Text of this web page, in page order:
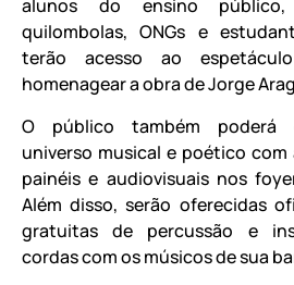
alunos do ensino público,
quilombolas, ONGs e
terão acesso ao
homenagear a obra de Jorge
O público também poderá
universo musical e poético com
painéis e audiovisuais nos
Além disso, serão oferecidas
gratuitas de percussão e
cordas com os músicos de sua